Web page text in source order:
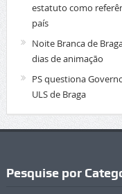
estatuto como
país
Noite Branca de
dias de animação
PS questiona
ULS de Braga
Pesquise por